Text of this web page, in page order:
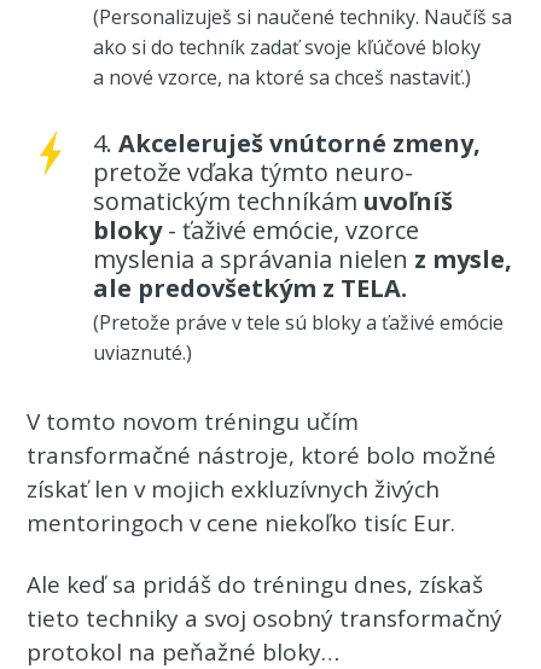
(Personalizuješ si naučené techniky. Naučíš sa
ako si do techník zadať svoje kľúčové bloky
a nové vzorce, na ktoré sa chceš nastaviť.)
4.Akceleruješ vnútorné zmeny,
pretože vďaka týmto neuro-
somatickým techníkám uvoľníš
bloky- ťaživé emócie, vzorce
myslenia a správania nielen z mysle,
ale predovšetkým z TELA.
(Pretože práve v tele sú bloky a ťaživé emócie
uviaznuté.)
V tomto novom tréningu učím
transformačné nástroje, ktoré bolo možné
získať len v mojich exkluzívnych živých
mentoringoch v cene niekoľko tisíc Eur.
Ale keď sa pridáš do tréningu dnes, získaš
tieto techniky a svoj osobný transformačný
protokol na peňažné bloky…